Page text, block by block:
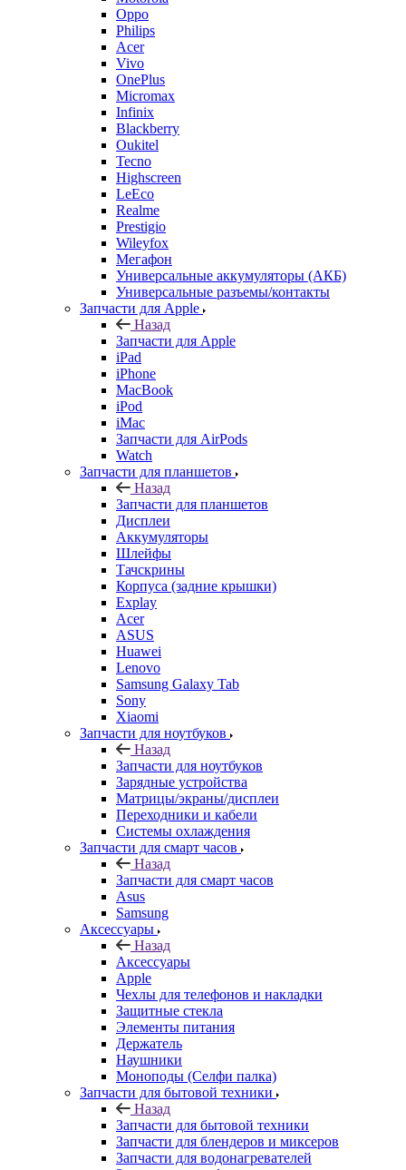
Oppo
Philips
Acer
Vivo
OnePlus
Micromax
Infinix
Blackberry
Oukitel
Tecno
Highscreen
LeEco
Realme
Prestigio
Wileyfox
Мегафон
Универсальные аккумуляторы (АКБ)
Универсальные разъемы/контакты
Запчасти для Apple
Назад
Запчасти для Apple
iPad
iPhone
MacBook
iPod
iMac
Запчасти для AirPods
Watch
Запчасти для планшетов
Назад
Запчасти для планшетов
Дисплеи
Аккумуляторы
Шлейфы
Тачскрины
Корпуса (задние крышки)
Explay
Acer
ASUS
Huawei
Lenovo
Samsung Galaxy Tab
Sony
Xiaomi
Запчасти для ноутбуков
Назад
Запчасти для ноутбуков
Зарядные устройства
Матрицы/экраны/дисплеи
Переходники и кабели
Системы охлаждения
Запчасти для смарт часов
Назад
Запчасти для смарт часов
Asus
Samsung
Аксессуары
Назад
Аксессуары
Apple
Чехлы для телефонов и накладки
Защитные стекла
Элементы питания
Держатель
Наушники
Моноподы (Селфи палка)
Запчасти для бытовой техники
Назад
Запчасти для бытовой техники
Запчасти для блендеров и миксеров
Запчасти для водонагревателей